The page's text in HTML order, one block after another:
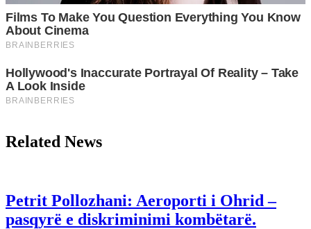
Related News
Petrit Pollozhani: Aeroporti i Ohrid –
pasqyrë e diskriminimi kombëtarë.